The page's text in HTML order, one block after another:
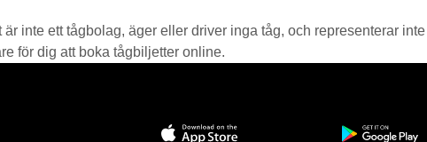
inte ett tågbolag, äger eller driver inga tåg, och representerar
för dig att boka tågbiljetter online.